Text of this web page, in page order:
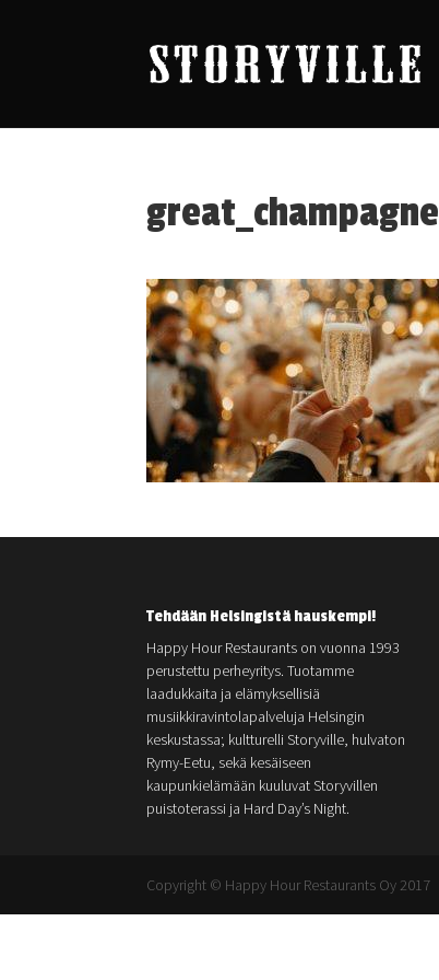
great_champagne
Tehdään Helsingistä hauskempi!
Happy Hour Restaurants on vuonna 1993
perustettu perheyritys. Tuotamme
laadukkaita ja elämyksellisiä
musiikkiravintolapalveluja Helsingin
keskustassa; kultturelli Storyville, hulvaton
Rymy-Eetu, sekä kesäiseen
kaupunkielämään kuuluvat Storyvillen
puistoterassi ja Hard Day’s Night.
Copyright © Happy Hour Restaurants Oy 2017